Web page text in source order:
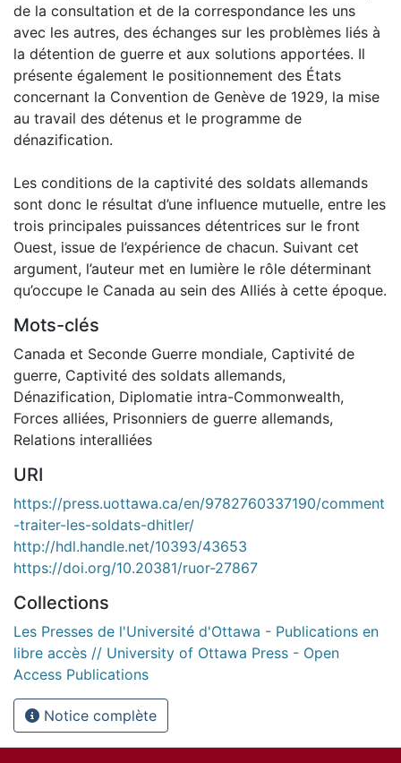
de la consultation et de la correspondance les uns
avec les autres, des échanges sur les problèmes liés à
la détention de guerre et aux solutions apportées. Il
présente également le positionnement des États
concernant la Convention de Genève de 1929, la mise
au travail des détenus et le programme de
dénazification.
Les conditions de la captivité des soldats allemands
sont donc le résultat d’une influence mutuelle, entre les
trois principales puissances détentrices sur le front
Ouest, issue de l’expérience de chacun. Suivant cet
argument, l’auteur met en lumière le rôle déterminant
qu’occupe le Canada au sein des Alliés à cette époque.
Mots-clés
Canada et Seconde Guerre mondiale, Captivité de
guerre, Captivité des soldats allemands,
Dénazification, Diplomatie intra-Commonwealth,
Forces alliées, Prisonniers de guerre allemands,
Relations interalliées
URI
https://press.uottawa.ca/en/9782760337190/comment
-traiter-les-soldats-dhitler/
http://hdl.handle.net/10393/43653
https://doi.org/10.20381/ruor-27867
Collections
Les Presses de l'Université d'Ottawa - Publications en
libre accès // University of Ottawa Press - Open
Access Publications
Notice complète